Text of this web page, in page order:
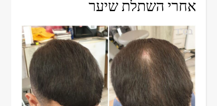
אחרי השתלת שיער